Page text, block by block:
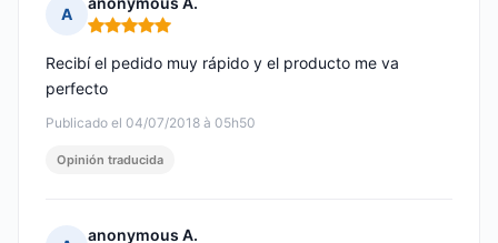
A
Nota: 5 de 5
Publicado el 04/07/2018 à 05h50
Recibí el pedido muy rápido y el producto me va
perfecto
Opinión traducida
anonymous A.